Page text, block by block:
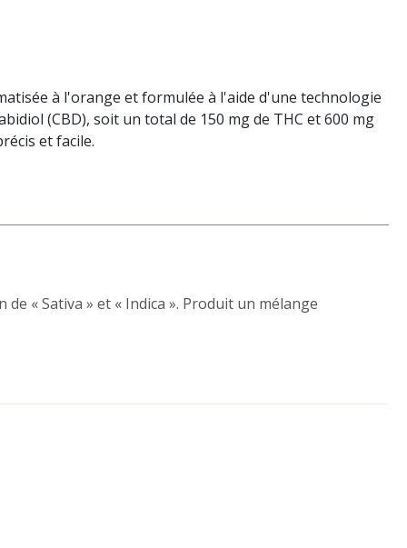
à l'orange et formulée à l'aide d'une technologie
(CBD), soit un total de 150 mg de THC et 600 mg
et facile.
de « Sativa » et « Indica ». Produit un mélange